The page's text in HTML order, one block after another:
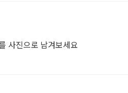
사진으로 남겨보세요